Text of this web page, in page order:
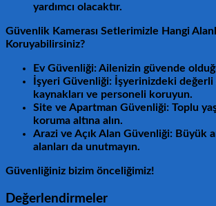
yardımcı olacaktır.
Güvenlik Kamerası Setlerimizle Hangi
Koruyabilirsiniz?
Ev Güvenliği: Ailenizin güvende
İşyeri Güvenliği: İşyerinizdeki değerli
kaynakları ve personeli koruyun.
Site ve Apartman Güvenliği: Toplu
koruma altına alın.
Arazi ve Açık Alan Güvenliği: Büyük
alanları da unutmayın.
Güvenliğiniz bizim önceliğimiz!
Değerlendirmeler